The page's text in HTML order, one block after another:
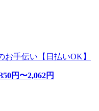
お手伝い【日払いOK】
円〜2,062円